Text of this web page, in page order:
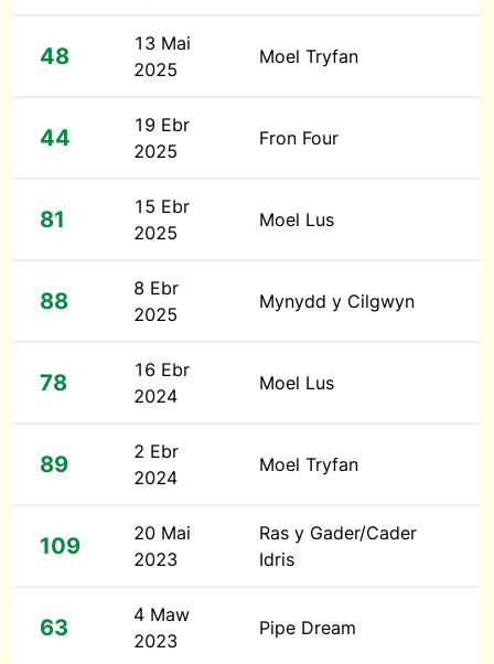
48
13 Mai
2025
Moel Tryfan
44
19 Ebr
2025
Fron Four
81
15 Ebr
2025
Moel Lus
88
8 Ebr
2025
Mynydd y Cilgwyn
78
16 Ebr
2024
Moel Lus
89
2 Ebr
2024
Moel Tryfan
109
20 Mai
2023
Ras y Gader/Cader
Idris
63
4 Maw
2023
Pipe Dream